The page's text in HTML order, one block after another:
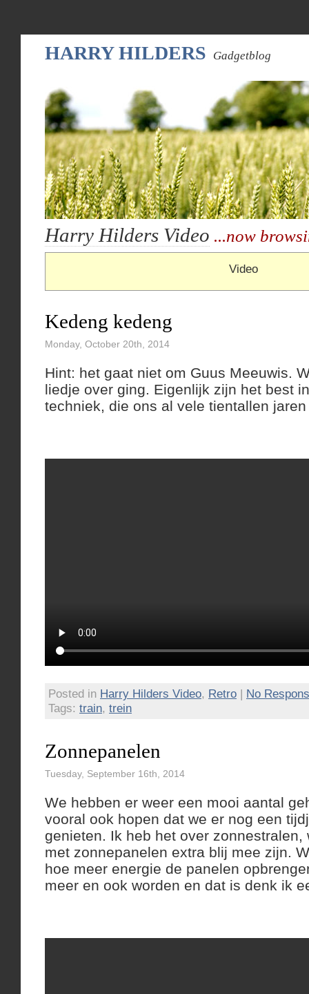
HARRY HILDERS Gadgetblog
Harry Hilders Video ...now
Video
Kedeng kedeng
Monday, October 20th, 2014
Hint: het gaat niet om Guus Meeuwis.
liedje over ging. Eigenlijk zijn het best
techniek, die ons al vele tientallen
Posted in Harry Hilders Video, Retro | No
Tags: train, trein
Zonnepanelen
Tuesday, September 16th, 2014
We hebben er weer een mooi aantal
vooral ook hopen dat we er nog een
genieten. Ik heb het over zonnestralen,
met zonnepanelen extra blij mee zijn.
hoe meer energie de panelen
meer en ook worden en dat is denk ik